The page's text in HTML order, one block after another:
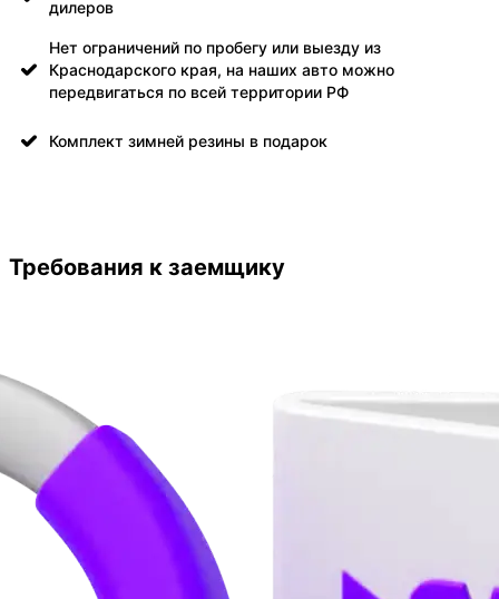
дилеров
Нет ограничений по пробегу или выезду из
Краснодарского края, на наших авто можно
передвигаться по всей территории РФ
Комплект зимней резины в подарок
Требования к заемщику